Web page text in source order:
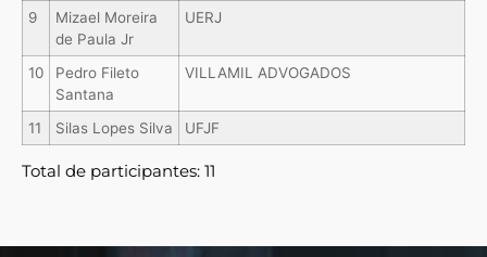
9
Mizael Moreira
de Paula Jr
UERJ
10
Pedro Fileto
Santana
VILLAMIL ADVOGADOS
11 Silas Lopes Silva UFJF
Total de participantes: 11